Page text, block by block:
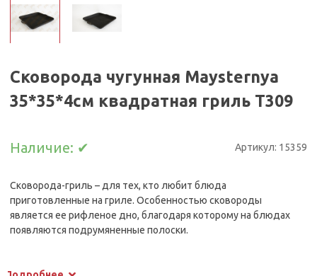
Сковорода чугунная Maysternya
35*35*4см квадратная гриль Т309
Наличие: ✔ Артикул: 15359
Сковорода-гриль – для тех, кто любит блюда
приготовленные на гриле. Особенностью сковороды
является ее рифленое дно, благодаря которому на блюдах
появляются подрумяненные полоски.